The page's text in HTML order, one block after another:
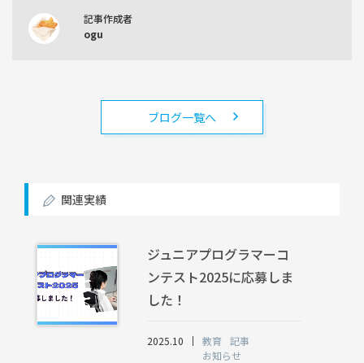
記事作成者
ogu
ブログ一覧へ
関連実績
ジュニアプログラマーコ
ンテスト2025に応募しま
した！
2025.10 教育
記事
お知らせ